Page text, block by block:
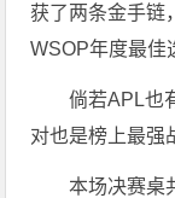
获了两条金手链
WSOP年度最佳
倘若APL也
对也是榜上最强
本场决赛桌